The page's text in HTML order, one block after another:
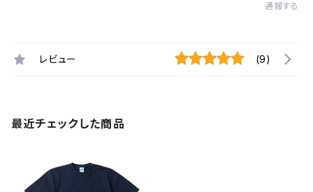
通報する
レビュー (9)
最近チェックした商品